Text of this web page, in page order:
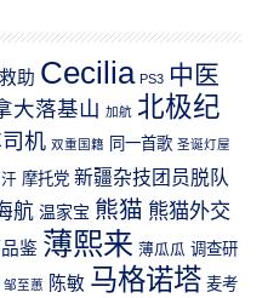
助 Cecilia PS3 中医
大落基山 加航 北极纪
机 双重国籍 同一首歌 圣诞灯屋
摩托党 新疆杂技团员脱队
航 温家宝 熊猫 熊猫外交
鉴 薄熙来 薄瓜瓜 调查研
邹至蕙 陈敏 马格诺塔 麦考